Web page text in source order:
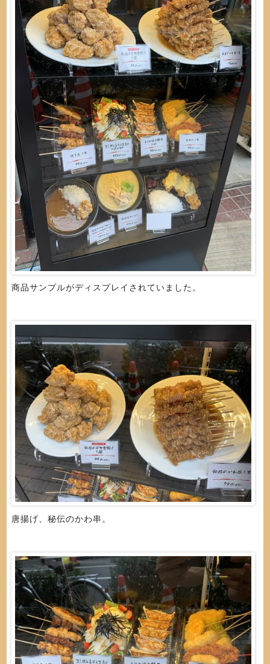
商品サンプルがディスプレイされていました。
唐揚げ、秘伝のかわ串。